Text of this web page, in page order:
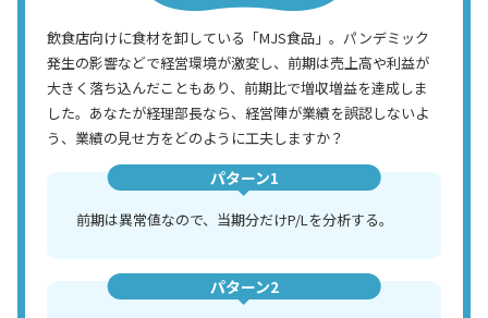
飲食店向けに食材を卸している「MJS食品」。パンデミック
発生の影響などで経営環境が激変し、前期は売上高や利益が
大きく落ち込んだこともあり、前期比で増収増益を達成しま
した。あなたが経理部長なら、経営陣が業績を誤認しないよ
う、業績の見せ方をどのように工夫しますか？
パターン1
前期は異常値なので、当期分だけP/Lを分析する。
パターン2